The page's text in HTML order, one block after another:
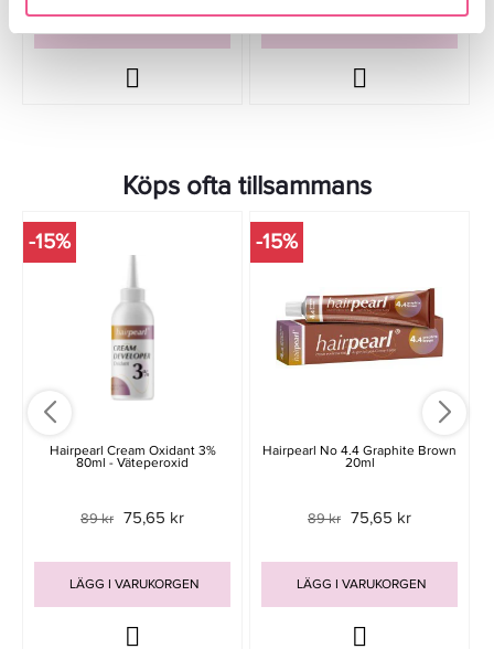
Köps ofta tillsammans
-15%
Hairpearl Cream Oxidant 3%
80ml - Väteperoxid
89 kr 75,65 kr
LÄGG I VARUKORGEN
-15%
Hairpearl No 4.4 Graphite Brown
20ml
89 kr 75,65 kr
LÄGG I VARUKORGEN